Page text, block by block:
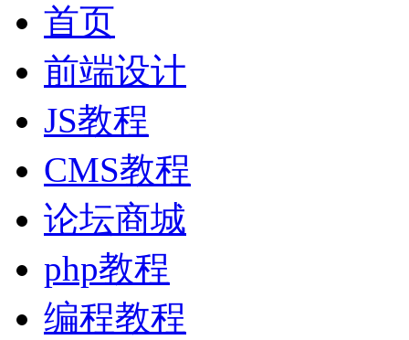
首页
前端设计
JS教程
CMS教程
论坛商城
php教程
编程教程